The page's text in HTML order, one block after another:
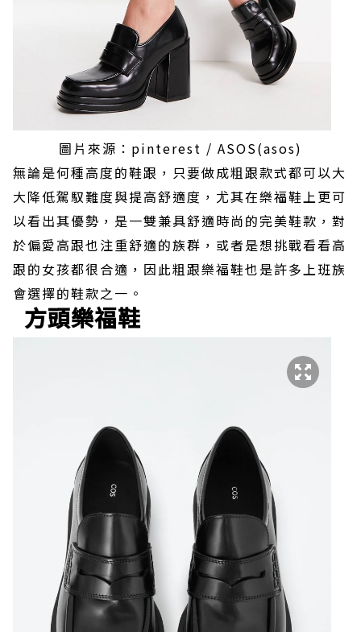
圖片來源：pinterest / ASOS(asos)
無論是何種高度的鞋跟，只要做成粗跟款式都可以大
大降低駕馭難度與提高舒適度，尤其在樂福鞋上更可
以看出其優勢，是一雙兼具舒適時尚的完美鞋款，對
於偏愛高跟也注重舒適的族群，或者是想挑戰看看高
跟的女孩都很合適，因此粗跟樂福鞋也是許多上班族
會選擇的鞋款之一。
方頭樂福鞋